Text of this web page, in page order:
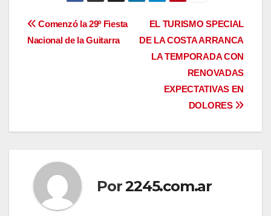
Navegación
EL TURISMO SPECIAL
DE LA COSTA ARRANCA
LA TEMPORADA CON
RENOVADAS
EXPECTATIVAS EN
DOLORES
Comenzó la 29º Fiesta
Nacional de la Guitarra
Por2245.com.ar